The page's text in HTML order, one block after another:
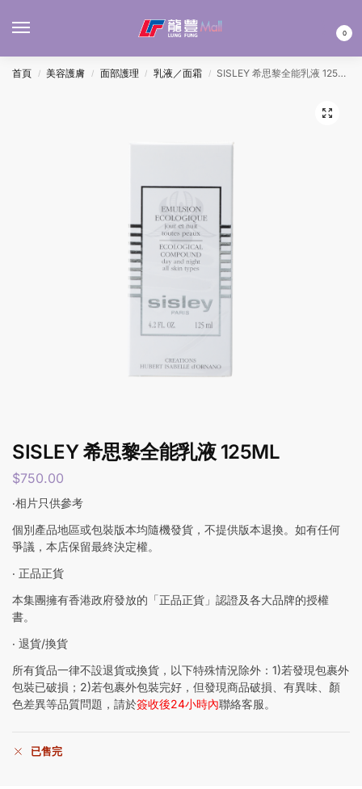
0
首頁 / 美容護膚 / 面部護理 / 乳液／面霜 / SISLEY 希思黎全能乳液 125ML
SISLEY 希思黎全能乳液 125ML
$750.00
‧相片只供參考
個別產品地區或包裝版本均隨機發貨，不提供版本退換。如有任何
爭議，本店保留最終決定權。
‧ 正品正貨
本集團擁有香港政府發放的「正品正貨」認證及各大品牌的授權
書。
‧ 退貨/換貨
所有貨品一律不設退貨或換貨，以下特殊情況除外：1)若發現包裹外
包裝已破損；2)若包裹外包裝完好，但發現商品破損、有異味、顏
色差異等品質問題，請於簽收後24小時內聯絡客服。
已售完